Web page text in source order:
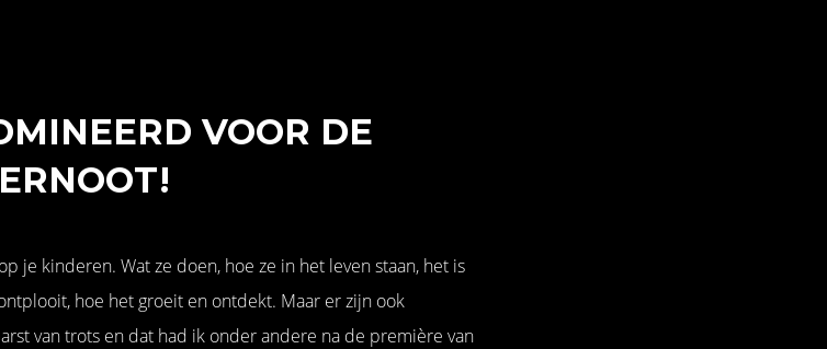
VOOR DE
je kinderen. Wat ze doen, hoe ze in het leven staan, het is
hoe het groeit en ontdekt. Maar er zijn ook
van trots en dat had ik onder andere na de première van